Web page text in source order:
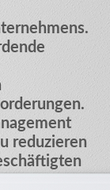
reduzieren